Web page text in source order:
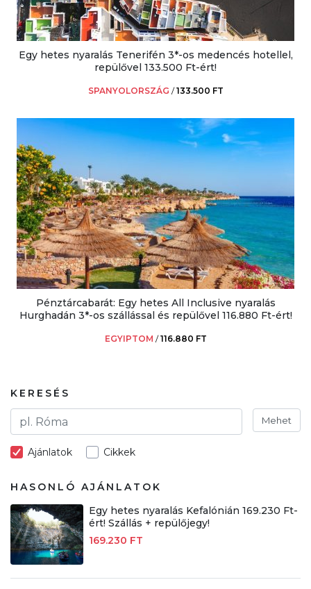
Egy hetes nyaralás Tenerifén 3*-os medencés hotellel,
repülővel 133.500 Ft-ért!
SPANYOLORSZÁG /133.500 FT
Pénztárcabarát: Egy hetes All Inclusive nyaralás
Hurghadán 3*-os szállással és repülővel 116.880 Ft-ért!
EGYIPTOM /116.880 FT
KERESÉS
Mehet
Ajánlatok Cikkek
HASONLÓ AJÁNLATOK
Egy hetes nyaralás Kefalónián 169.230 Ft-
ért! Szállás + repülőjegy!
169.230 FT